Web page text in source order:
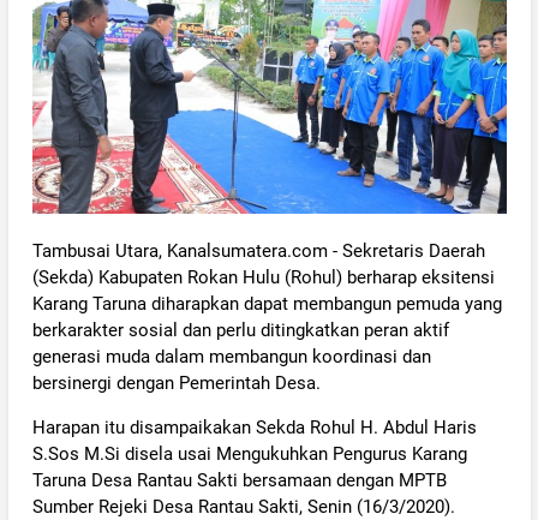
Tambusai Utara, Kanalsumatera.com - Sekretaris Daerah
(Sekda) Kabupaten Rokan Hulu (Rohul) berharap eksitensi
Karang Taruna diharapkan dapat membangun pemuda yang
berkarakter sosial dan perlu ditingkatkan peran aktif
generasi muda dalam membangun koordinasi dan
bersinergi dengan Pemerintah Desa.
Harapan itu disampaikakan Sekda Rohul H. Abdul Haris
S.Sos M.Si disela usai Mengukuhkan Pengurus Karang
Taruna Desa Rantau Sakti bersamaan dengan MPTB
Sumber Rejeki Desa Rantau Sakti, Senin (16/3/2020).